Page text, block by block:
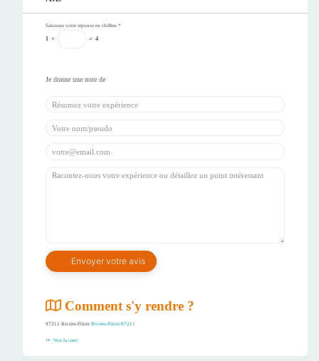
Saisissez votre réponse en chiffres *
1 + = 4
Comment s'y rendre ?
97211 Rivière-Pilote Rivière-Pilote-97211
Voir la carte